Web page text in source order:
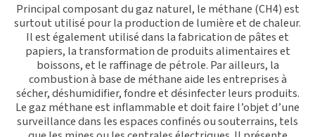
Principal composant du gaz naturel, le méthane (CH4) est
surtout utilisé pour la production de lumière et de chaleur.
Il est également utilisé dans la fabrication de pâtes et
papiers, la transformation de produits alimentaires et
boissons, et le raffinage de pétrole. Par ailleurs, la
combustion à base de méthane aide les entreprises à
sécher, déshumidifier, fondre et désinfecter leurs produits.
Le gaz méthane est inflammable et doit faire l’objet d’une
surveillance dans les espaces confinés ou souterrains, tels